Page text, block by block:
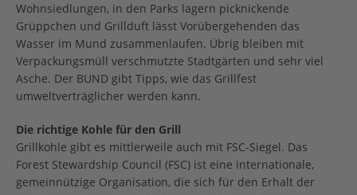
Wohnsiedlungen, in den Parks lagern picknickende
Grüppchen und Grillduft lässt Vorübergehenden das
Wasser im Mund zusammenlaufen. Übrig bleiben mit
Verpackungsmüll verschmutzte Stadtgärten und sehr viel
Asche. Der BUND gibt Tipps, wie das Grillfest
umweltverträglicher werden kann.
Die richtige Kohle für den Grill
Grillkohle gibt es mittlerweile auch mit FSC-Siegel. Das
Forest Stewardship Council (FSC) ist eine internationale,
gemeinnützige Organisation, die sich für den Erhalt der